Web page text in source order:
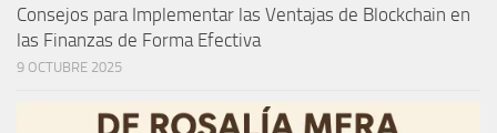
Consejos para Implementar las Ventajas de Blockchain en
las Finanzas de Forma Efectiva
9 OCTUBRE 2025